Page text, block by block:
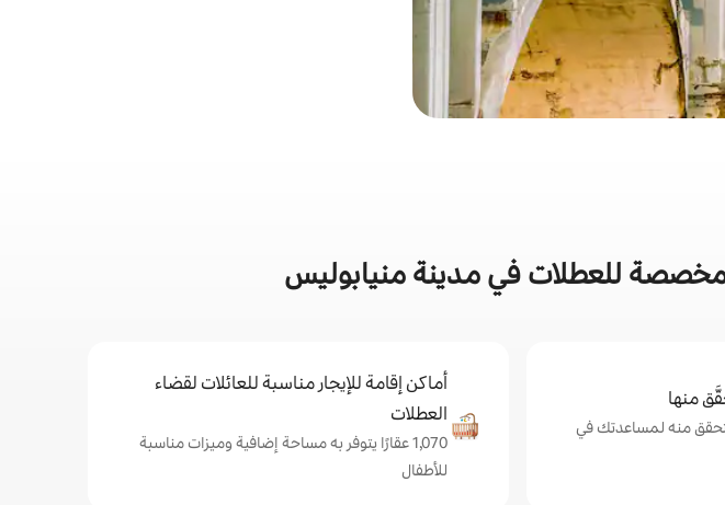
مخصصة للعطلات في مدينة منيابوليس
منها
تقييمًا مُتحقق منه لمساعدتك في
أماكن إقامة للإيجار مناسبة للعائلات لقضاء
العطلات
1,070 عقارًا يتوفر به مساحة إضافية وميزات مناسبة
للأطفال